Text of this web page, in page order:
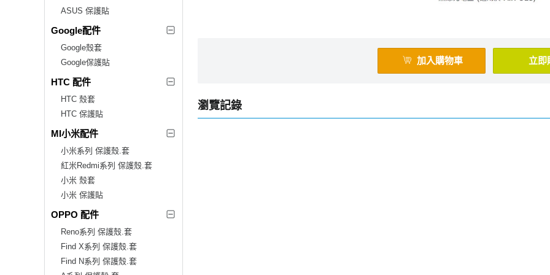
ASUS 保護貼
Google配件
Google殼套
Google保護貼
HTC 配件
HTC 殼套
HTC 保護貼
MI小米配件
小米系列 保護殼.套
紅米Redmi系列 保護殼.套
小米 殼套
小米 保護貼
OPPO 配件
Reno系列 保護殼.套
Find X系列 保護殼.套
Find N系列 保護殼.套
加入購物車 立即
瀏覽記錄